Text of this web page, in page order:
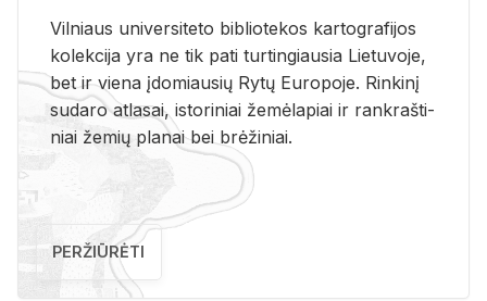
Vil­niaus uni­ver­si­te­to bi­b­lio­te­kos kar­to­gra­fi­jos
ko­lek­ci­ja yra ne tik pati tur­tin­giau­sia Lie­tu­vo­je,
bet ir vie­na įdo­miau­sių Rytų Eu­ro­po­je. Rin­ki­nį
su­da­ro at­la­sai, is­to­ri­niai že­mė­la­piai ir rank­raš­ti­
niai že­mių pla­nai bei brė­ži­niai.
PERŽIŪRĖTI